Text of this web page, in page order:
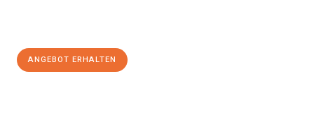
ANGEBOT ERHALTEN